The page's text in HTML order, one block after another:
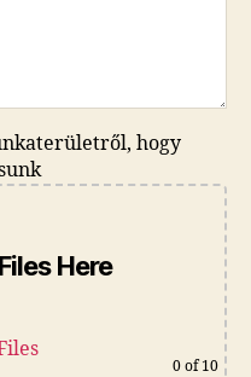
hogy
Here
0 of 10